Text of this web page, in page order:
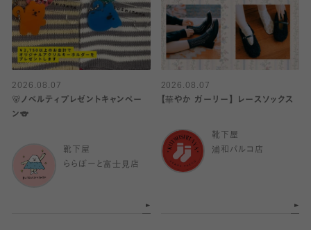
2026.08.07
🐻ノベルティプレゼントキャンペー
ン🐨
靴下屋
ららぽーと富士見店
2026.08.07
【華やか ガーリー】 レースソックス
靴下屋
浦和パルコ店